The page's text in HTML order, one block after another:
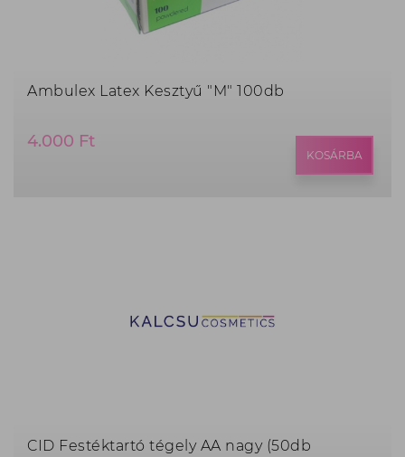
Ambulex Latex Kesztyű "M" 100db
Termék
4.000 Ft
KOSÁRBA
CID Festéktartó tégely AA nagy (50db